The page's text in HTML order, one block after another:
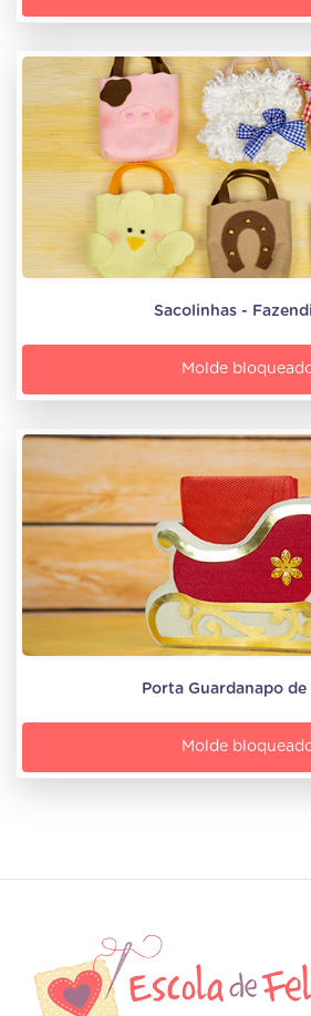
Sacolinhas -
Molde
Porta Guardanapo de
Molde